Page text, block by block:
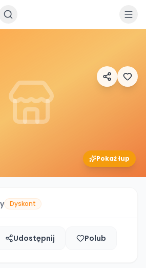
Pokaż łup
Dyskont
Udostępnij Polub